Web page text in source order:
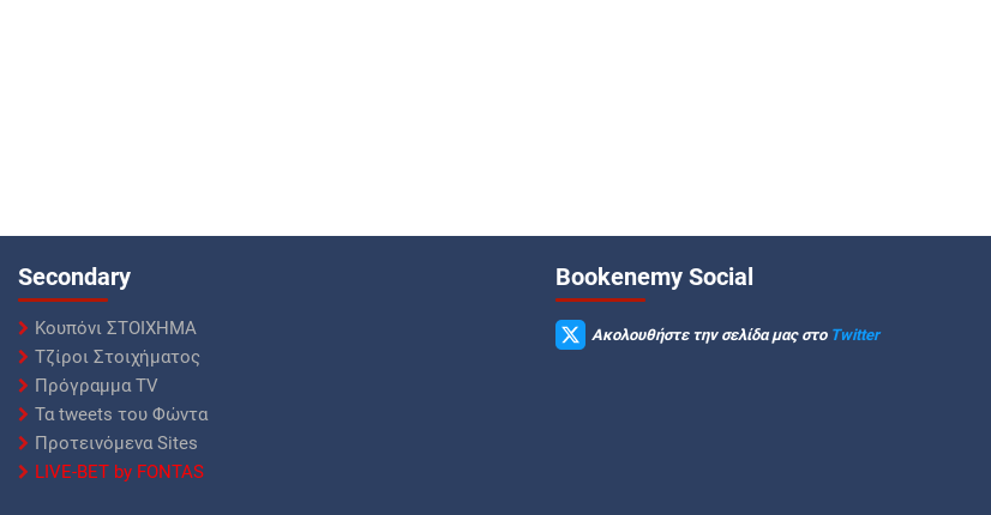
Secondary
Κουπόνι ΣΤΟΙΧΗΜΑ
Τζίροι Στοιχήματος
Πρόγραμμα TV
Τα tweets του Φώντα
Προτεινόμενα Sites
LIVE-BET by FONTAS
Βookenemy Social
Ακολουθήστε την σελίδα μας στο Twitter